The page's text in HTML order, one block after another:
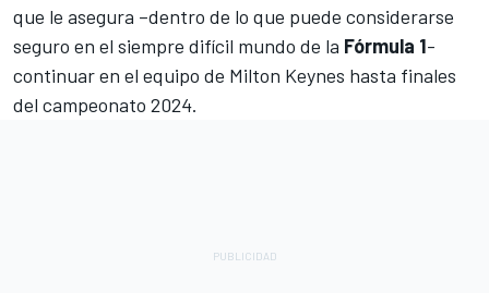
que le asegura –dentro de lo que puede considerarse
seguro en el siempre difícil mundo de la Fórmula 1-
continuar en el equipo de Milton Keynes hasta finales
del campeonato 2024.